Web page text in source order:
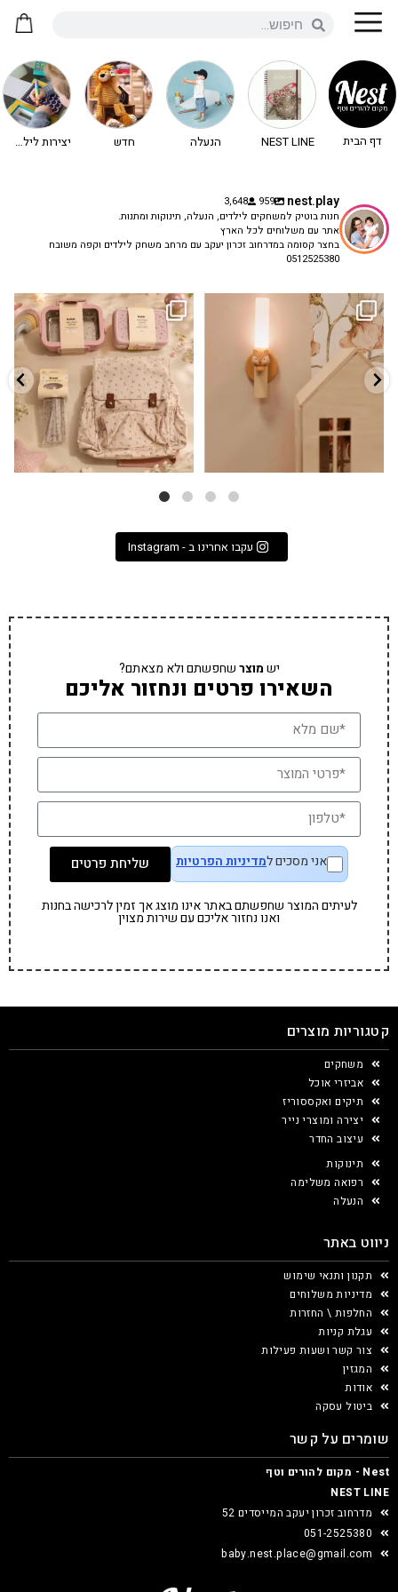
דף הבית NEST LINE הנעלה חדש יצירות לילדים - יצירה לילדים
nest.play
959
3,648
חנות בוטיק למשחקים לילדים, הנעלה, תינוקות ומתנות.
אתר עם משלוחים לכל הארץ
בחצר קסומה במדרחוב זכרון יעקב עם מרחב משחק לילדים וקפה משובח
0512525380
✨ חוזרים למסגרת בסטייל! ✨
הקולקציה החדשה...
9 4
גם פריט עיצובי לחדר, גם מנורת לילה
...
3 0
עקבו אחרינו ב - Instagram
ישמוצרשחפשתם ולא מצאתם?
השאירו פרטים ונחזור אליכם
אני מסכים למדיניות הפרטיות שליחת פרטים
לעיתים המוצר שחפשתם באתר אינו מוצג אך זמין לרכישה בחנות
ואנו נחזור אליכם עם שירות מצוין
קטגוריות מוצרים
משחקים
אביזרי אוכל
תיקים ואקססוריז
יצירה ומוצרי נייר
עיצוב החדר
תינוקות
רפואה משלימה
הנעלה
ניווט באתר
תקנון ותנאי שימוש
מדיניות משלוחים
החלפות \ החזרות
עגלת קניות
צור קשר ושעות פעילות
המגזין
אודות
ביטול עסקה
שומרים על קשר
Nest - מקום להורים וטף
NEST LINE
מדרחוב זכרון יעקב המייסדים 52
051-2525380
baby.nest.place@gmail.com